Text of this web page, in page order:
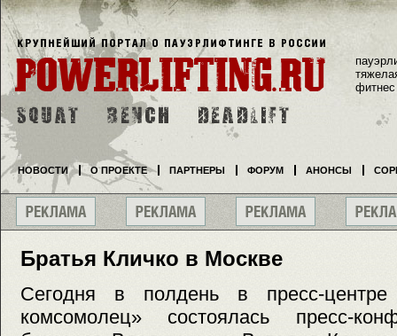
Братья Кличко в Москве
Сегодня в полдень в пресс-центре
комсомолец» состоялась пресс-
фитнес
НОВОСТИ О ПРОЕКТЕ ПАРТНЕРЫ ФОРУМ АНОНСЫ